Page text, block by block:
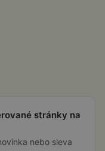
stránky na
nebo sleva